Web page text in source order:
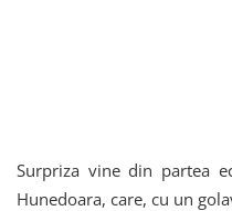
Surpriza vine din partea
Hunedoara, care, cu un